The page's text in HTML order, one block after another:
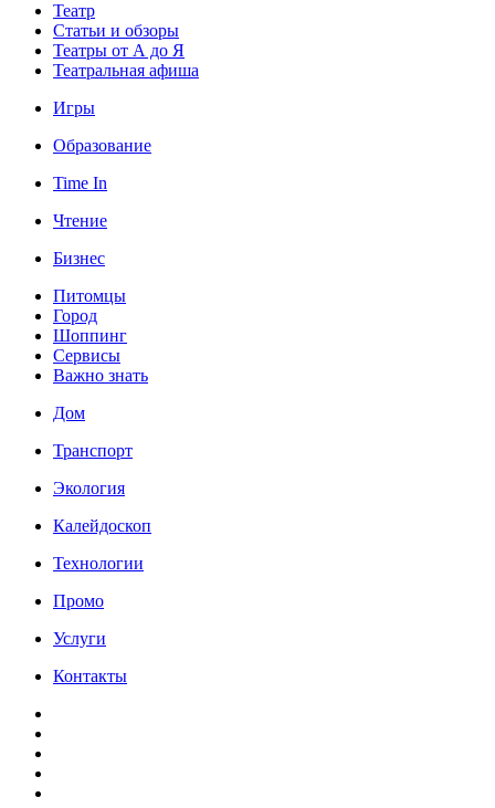
Театр
Статьи и обзоры
Театры от А до Я
Театральная афиша
Игры
Образование
Time In
Чтение
Бизнес
Питомцы
Город
Шоппинг
Сервисы
Важно знать
Дом
Транспорт
Экология
Калейдоскоп
Технологии
Промо
Услуги
Контакты